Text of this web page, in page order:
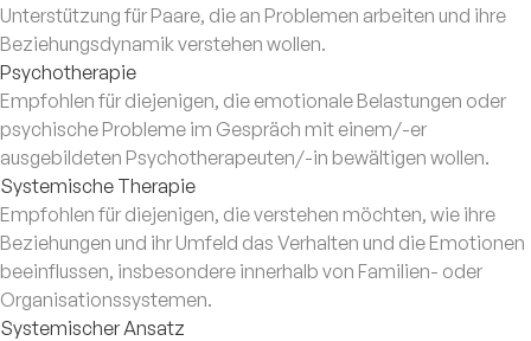
Unterstützung für Paare, die an Problemen arbeiten und ihre
Beziehungsdynamik verstehen wollen.
Psychotherapie
Empfohlen für diejenigen, die emotionale Belastungen oder
psychische Probleme im Gespräch mit einem/-er
ausgebildeten Psychotherapeuten/-in bewältigen wollen.
Systemische Therapie
Empfohlen für diejenigen, die verstehen möchten, wie ihre
Beziehungen und ihr Umfeld das Verhalten und die Emotionen
beeinflussen, insbesondere innerhalb von Familien- oder
Organisationssystemen.
Systemischer Ansatz